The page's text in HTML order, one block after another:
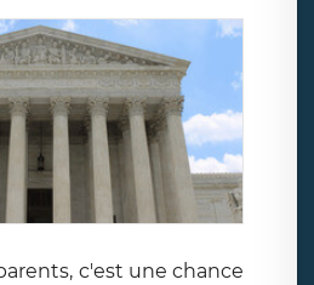
c'est une chance